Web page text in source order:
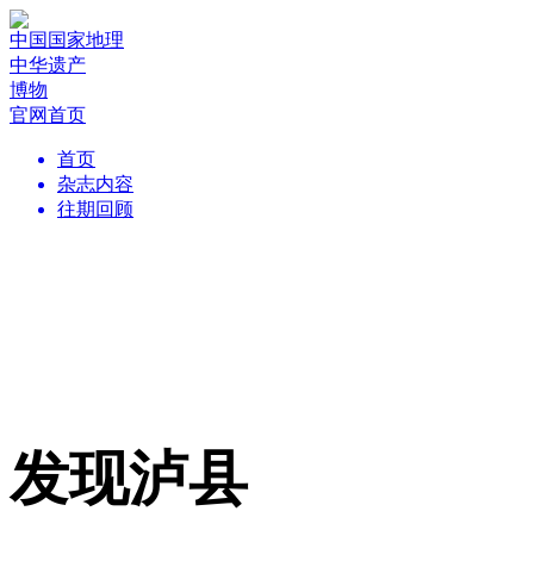
中国国家地理
中华遗产
博物
官网首页
首页
杂志内容
往期回顾
发现泸县